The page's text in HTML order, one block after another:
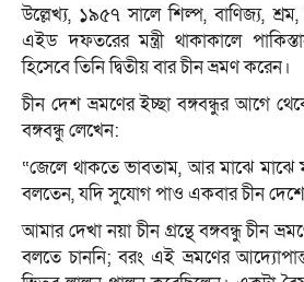
উল্লেখ্য, ১৯৫৭ সালে শিল্প, বাণিজ্য,
এইড দফতরের মন্ত্রী থাকাকালে
হিসেবে তিনি দ্বিতীয় বার চীন ভ্রমণ করেন।
চীন দেশ ভ্রমণের ইচ্ছা বঙ্গবন্ধুর আগে
বঙ্গবন্ধু লেখেন:
“জেলে থাকতে ভাবতাম, আর মাঝে মাঝে
বলতেন, যদি সুযোগ পাও একবার চীন
আমার দেখা নয়া চীন গ্রন্থে বঙ্গবন্ধু চীন
বলতে চাননি; বরং এই ভ্রমণের